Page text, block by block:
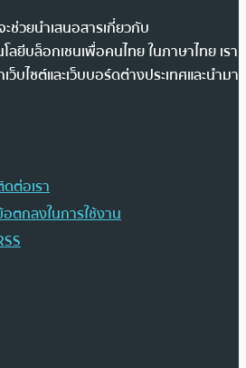
ช่วยนำเสนอสารเกี่ยวกับ
ลยีบล็อกเชนเพื่อคนไทย ในภาษาไทย เรา
บไซต์และเว็บบอร์ดต่างประเทศและนำมา
ต่อเรา
ตกลงในการใช้งาน